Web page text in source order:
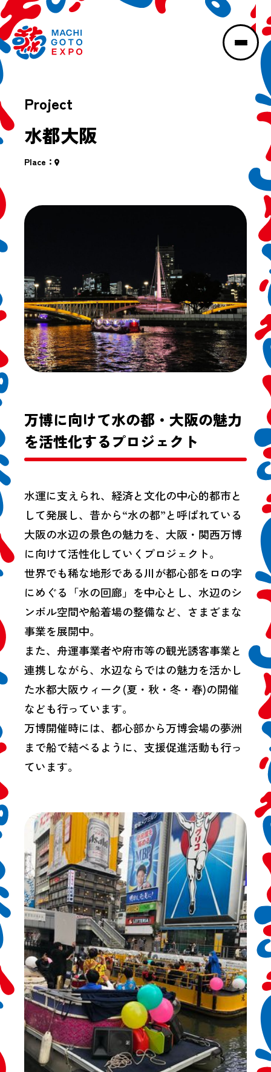
Project
水都大阪
Place：
万博に向けて水の都・大阪の魅力
を活性化するプロジェクト
水運に支えられ、経済と文化の中心的都市と
して発展し、昔から“水の都”と呼ばれている
大阪の水辺の景色の魅力を、大阪・関西万博
に向けて活性化していくプロジェクト。
世界でも稀な地形である川が都心部をロの字
にめぐる「水の回廊」を中心とし、水辺のシ
ンボル空間や船着場の整備など、さまざまな
事業を展開中。
また、舟運事業者や府市等の観光誘客事業と
連携しながら、水辺ならではの魅力を活かし
た水都大阪ウィーク(夏・秋・冬・春)の開催
なども行っています。
万博開催時には、都心部から万博会場の夢洲
まで船で結べるように、支援促進活動も行っ
ています。